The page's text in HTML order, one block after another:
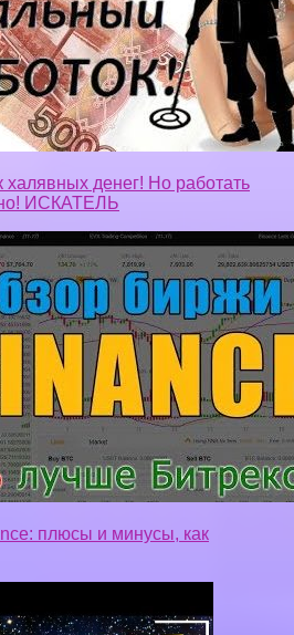
халявных денег! Но работать
ИСКАТЕЛЬ
плюсы и минусы, как